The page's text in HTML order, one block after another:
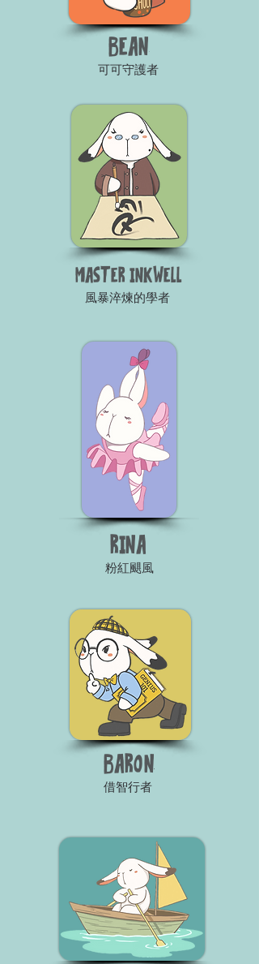
BEAN
可可守護者
MASTER INKWELL
風暴淬煉的學者
RINA
粉紅颶風
BARON
借智行者